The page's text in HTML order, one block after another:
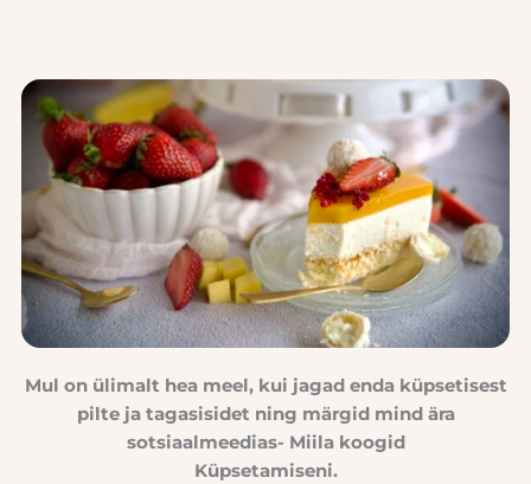
Mul on ülimalt hea meel, kui jagad enda küpsetisest
pilte ja tagasisidet ning märgid mind ära
sotsiaalmeedias- Miila koogid
Küpsetamiseni.